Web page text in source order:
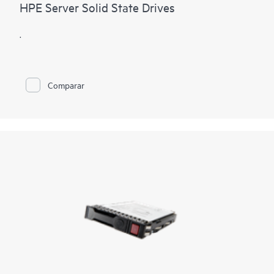
HPE Server Solid State Drives
.
Comparar